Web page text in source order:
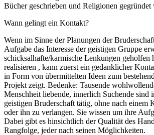
Bücher geschrieben und Religionen gegründet
Wann gelingt ein Kontakt?
Wenn im Sinne der Planungen der
Aufgabe das Interesse der geistigen Gruppe
schicksalhafte/karmische Lenkungen geholfen
realisieren , kann zuerst ein gedanklicher
in Form von übermittelten Ideen zum
Projekt zeigt. Bedenke: Tausende
Menschheit liebende, innerlich Suchende sind
geistigen Bruderschaft tätig, ohne nach einem
oder ihn zu verlangen. Sie wissen um ihre
Dabei gibt es hinsichtlich der Qualität des
Rangfolge, jeder nach seinen Möglichkeiten.